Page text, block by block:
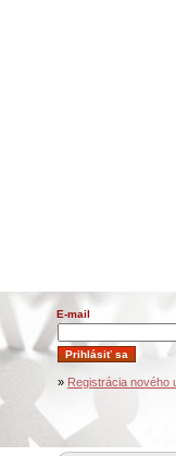
E-mail
» Registrácia nového